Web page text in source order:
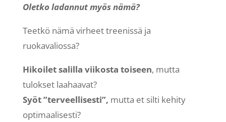
Oletko ladannut myös nämä?
Teetkö nämä virheet treenissä ja
ruokavaliossa?
Hikoilet salilla viikosta toiseen, mutta
tulokset laahaavat?
Syöt ”terveellisesti”, mutta et silti kehity
optimaalisesti?